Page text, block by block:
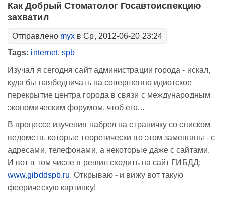
Как Добрый Стоматолог Госавтоиспекцию
захватил
Отправлено myx в Ср, 2012-06-20 23:24
Tags: internet,spb
Изучал я сегодня сайт администрации города - искал,
куда бы наябедничать на совершенно идиотское
перекрытие центра города в связи с международным
экономическим форумом, чтоб его...
В процессе изучения набрел на страничку со списком
ведомств, которые теоретически во этом замешаны - с
адресами, телефонами, а некоторые даже с сайтами.
И вот в том числе я решил сходить на сайт ГИБДД:
www.gibddspb.ru. Открываю - и вижу вот такую
феерическую картинку!